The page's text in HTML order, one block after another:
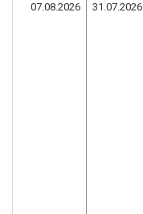
07.08.2026 31.07.2026